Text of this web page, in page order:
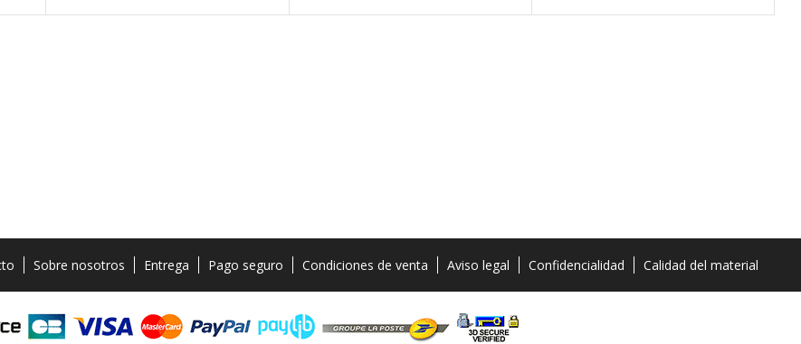
Sobre nosotros Entrega Pago seguro Condiciones de venta Aviso legal Confidencialidad Calidad del material